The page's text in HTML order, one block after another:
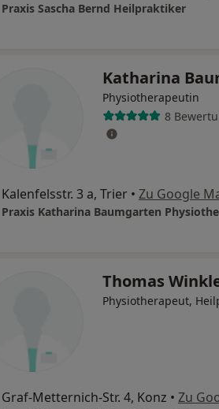
Praxis Sascha Bernd Heilpraktiker
Katharina
Physiotherapeutin
8
Kalenfelsstr. 3 a, Trier • Zu Google
Thomas
Physiotherapeut,
Graf-Metternich-Str. 4, Konz • Zu